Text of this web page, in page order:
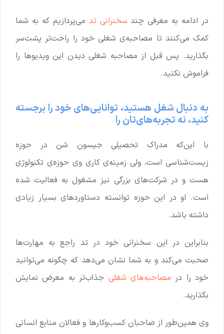
در ادامه به معرفی چند سخنرانی تد می‌پردازیم که به شما
کمک می‌کنند تا مصاحبه‌ی شغلی خود را راحت‌تر پشت‌سر
بگذارید. پس قبل از مصاحبه شغلی دیدن این ویدیوها را
فراموش نکنید.
به دنبال شغل هستید، توانایی‌های خود را برجسته
کنید، نه تجربه‌های‌تان را
با این‌که مدراک تحصیلی جیسون شن در حوزه
زیست‌شناسی است، ولی زمینه‌ی کاری وی حوزه‌ی تکنولوژی
هست و در شرکت‌های بزرگی نیز مشغول به فعالیت شده
است. او در این حوزه توانسته دستاوردهای بسیار زیادی
داشته باشد.
بنابراین در این سخنرانی خود در تد راجع به مهارت‌ها
صحبت می‌کند و به شما نشان می‌دهد که چگونه می‌توانید
خود را در مصاحبه‌های شغلی جذاب‌تر به معرض نمایش
بگذارید.
وی همین‌طور از صاحبان کسب‌وکارها و فعالان منابع انسانی